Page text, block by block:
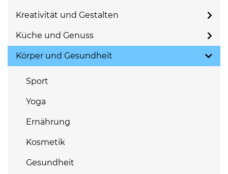
Kreativität und Gestalten
Küche und Genuss
Körper und Gesundheit
Sport
Yoga
Ernährung
Kosmetik
Gesundheit